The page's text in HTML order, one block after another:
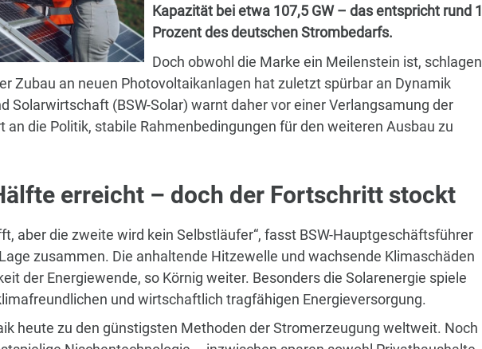
Kapazität bei etwa 107,5 GW – das entspricht rund
Prozent des deutschen Strombedarfs.
Doch obwohl die Marke ein Meilenstein ist, schlagen
Zubau an neuen Photovoltaikanlagen hat zuletzt spürbar an Dynamik
Solarwirtschaft (BSW-Solar) warnt daher vor einer Verlangsamung der
an die Politik, stabile Rahmenbedingungen für den weiteren Ausbau zu
erreicht – doch der Fortschritt stockt
aber die zweite wird kein Selbstläufer“, fasst BSW-Hauptgeschäftsführer
zusammen. Die anhaltende Hitzewelle und wachsende Klimaschäden
der Energiewende, so Körnig weiter. Besonders die Solarenergie spiele
und wirtschaftlich tragfähigen Energieversorgung.
heute zu den günstigsten Methoden der Stromerzeugung weltweit. Noch